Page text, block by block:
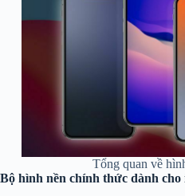
Tổng quan về
Bộ hình nền chính thức dành cho